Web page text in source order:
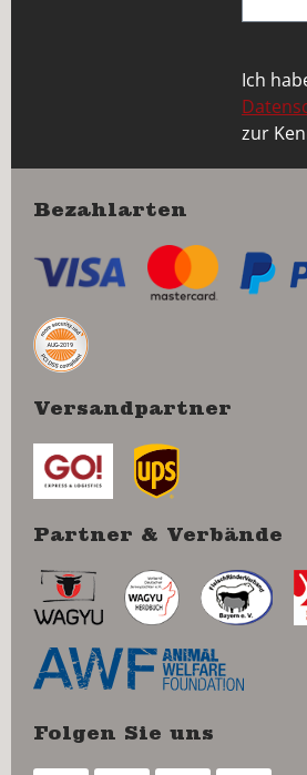
Ich
zur
Bezahlarten
Versandpartner
Partner & Verbände
Folgen Sie uns